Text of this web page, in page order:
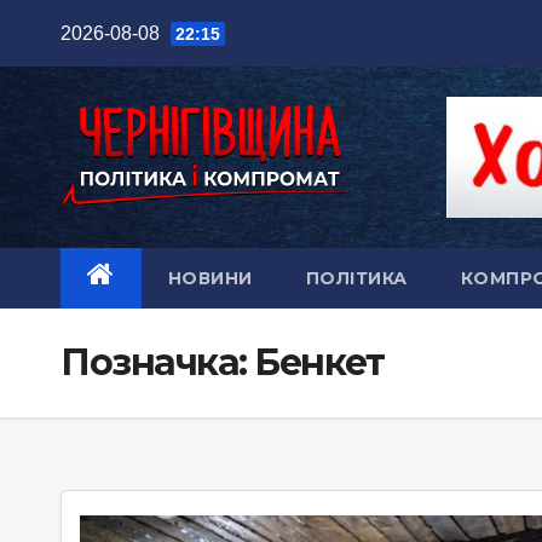
2026-08-08 22:15
НОВИНИ ПОЛІТИКА
Позначка: Бенкет